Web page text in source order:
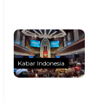
Kabar Indonesia